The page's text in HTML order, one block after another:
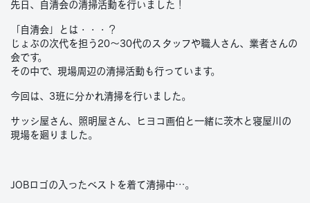
先日、自清会の清掃活動を行いました！
「自清会」とは・・・？
じょぶの次代を担う20～30代のスタッフや職人さん、業者さんの
会です。
その中で、現場周辺の清掃活動も行っています。
今回は、3班に分かれ清掃を行いました。
サッシ屋さん、照明屋さん、ヒヨコ画伯と一緒に茨木と寝屋川の
現場を廻りました。
JOBロゴの入ったベストを着て清掃中…。